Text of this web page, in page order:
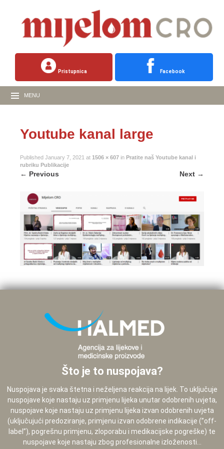
Pristupnica Facebook
MENU
Youtube kanal large
Published January 7, 2021 at 1506 × 607 in Pratite naš Youtube kanal i
rubriku Publikacije
← Previous Next →
Što je to nuspojava?
Nuspojava je svaka štetna i neželjena reakcija na lijek. To uključuje
nuspojave koje nastaju uz primjenu lijeka unutar odobrenih uvjeta,
nuspojave koje nastaju uz primjenu lijeka izvan odobrenih uvjeta
(uključujući predoziranje, primjenu izvan odobrene indikacije (”off-
label”), pogrešnu primjenu, zloporabu i medikacijske pogreške) te
nuspojave koje nastaju zbog profesionalne izloženosti...